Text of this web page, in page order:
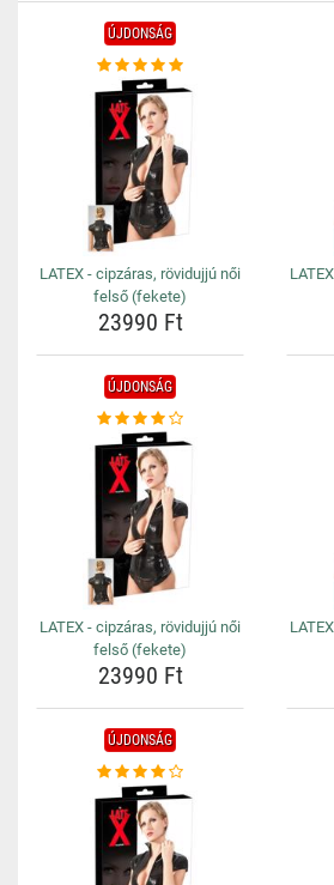
ÚJDONSÁG
LATEX - cipzáras, rövidujjú női
felső (fekete)
23990 Ft
ÚJDONSÁG
LATEX - cipzáras, rövidujjú női
felső (fekete)
23990 Ft
ÚJDONSÁG